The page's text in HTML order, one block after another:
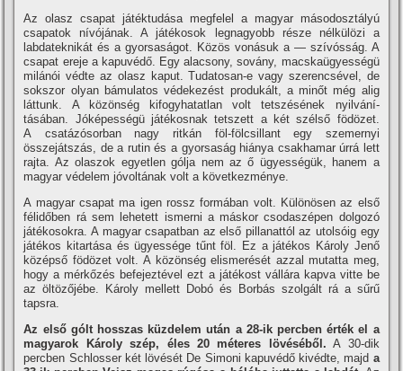
Az olasz csapat játéktudása megfelel a magyar másodosztályú
csapatok ní­vójának. A játékosok legnagyobb része nélkülözi a
labdateknikát és a gyorsaságot. Közös vonásuk a — szí­vósság. A
csapat ereje a kapuvédő. Egy alacsony, sovány, macskaügyességü
milánói védte az olasz kaput. Tudatosan-e vagy szerencsével, de
sokszor olyan bámulatos védekezést produkált, a minőt még alig
láttunk. A közönség kifogyhatatlan volt tetszésének nyilvání­
tásában. Jóképességü játékosnak tetszett a két szélső födözet.
A csatázósorban nagy ritkán föl-fölcsillant egy szemernyi
összejátszás, de a rutin és a gyorsaság hiánya csakhamar úrrá lett
rajta. Az olaszok egyetlen gólja nem az ő ügyességük, hanem a
magyar védelem jóvoltának volt a következménye.
A magyar csapat ma igen rossz formában volt. Különösen az első
félidőben rá sem lehetett ismerni a máskor csodaszépen dolgozó
játékosokra. A magyar csapatban az első pillanattól az utolsóig egy
játékos kitartása és ügyessége tűnt föl. Ez a játékos Károly Jenő
középső födözet volt. A közönség elismerését azzal mutatta meg,
hogy a mérkőzés befejeztével ezt a játékost vállára kapva vitte be
az öltözőjébe. Károly mellett Dobó és Borbás szolgált rá a sűrű
tapsra.
Az első gólt hosszas küzdelem után a 28-ik percben érték el a
magyarok Károly szép, éles 20 méteres lövéséből. A 30-dik
percben Schlosser két lövését De Simoni kapuvédő kivédte, majd a